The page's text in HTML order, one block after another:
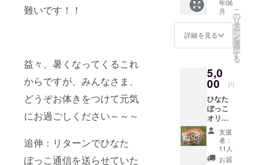
難いです！！
益々、暑くなってくるこれ
からですが、みんなさま、
どうぞお体きをつけて元気
にお過ごしください～～～
追伸：リターンでひなた
ぼっこ通信を送らせていた
スタッ
フが心
からの
感謝を
きま
す。
リター
ンで
す。懐
かし
い、
あった
～駄菓
子屋を
応援、
よろし
くお願
いしま
す。 ひ
なた
ぼっこ
オリジ
年06
月
詳細を見る
こ
の
リ
タ
ー
ン
を
選
択
す
る
5,0
00 円
ひなた
ぼっこ
オリジ
ナル感
謝のポ
スト
カード
支援
者：
11人
お届